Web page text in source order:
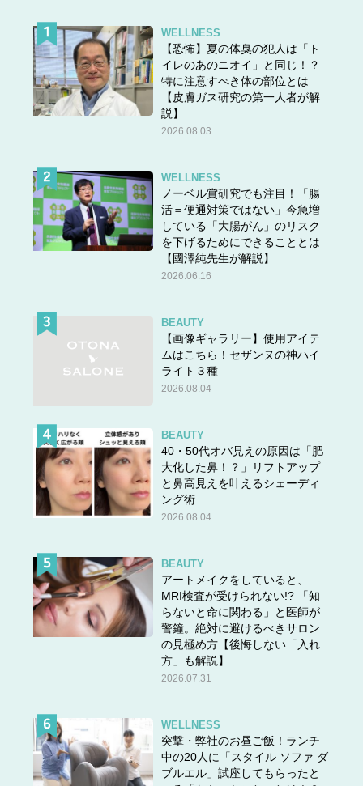
WELLNESS
【恐怖】夏の体臭の犯人は「ト
イレのあのニオイ」と同じ！？
特に注意すべき体の部位とは
【皮膚ガス研究の第一人者が解
説】
2026.08.03
WELLNESS
ノーベル賞研究でも注目！「腸
活＝便通対策ではない」今急増
している「大腸がん」のリスク
を下げるためにできることとは
【國澤純先生が解説】
2026.06.16
BEAUTY
【画像ギャラリー】使用アイテ
ムはこちら！セザンヌの神ハイ
ライト３種
2026.08.04
BEAUTY
40・50代オバ見えの原因は「肥
大化した鼻！？」リフトアップ
と鼻高見えを叶えるシェーディ
ング術
2026.08.04
BEAUTY
アートメイクをしていると、
MRI検査が受けられない!? 「知
らないと命に関わる」と医師が
警鐘。絶対に避けるべきサロン
の見極め方【後悔しない「入れ
方」も解説】
2026.07.31
WELLNESS
突撃・弊社のお昼ご飯！ランチ
中の20人に「スタイル ソファ ダ
ブルエル」試座してもらったと